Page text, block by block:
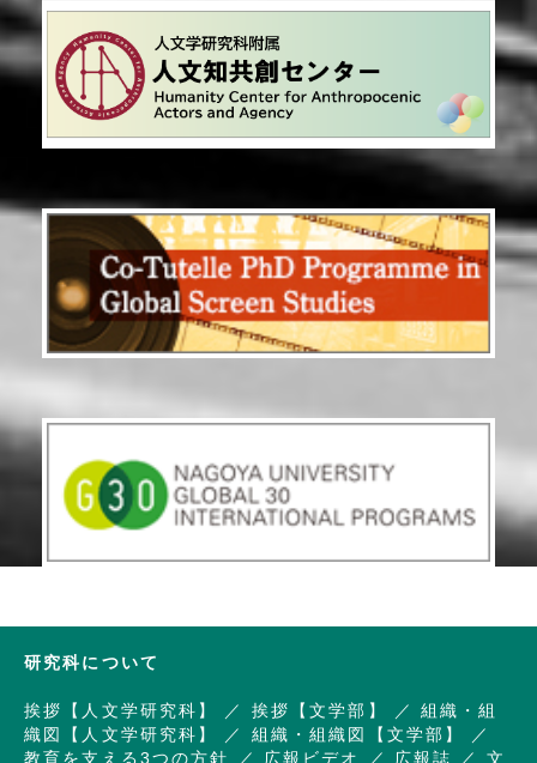
研究科について
挨拶【人文学研究科】 挨拶【文学部】
組織・組
織図【人文学研究科】
組織・組織図【文学部】
教育を支える3つの方針
広報ビデオ 広報誌 文